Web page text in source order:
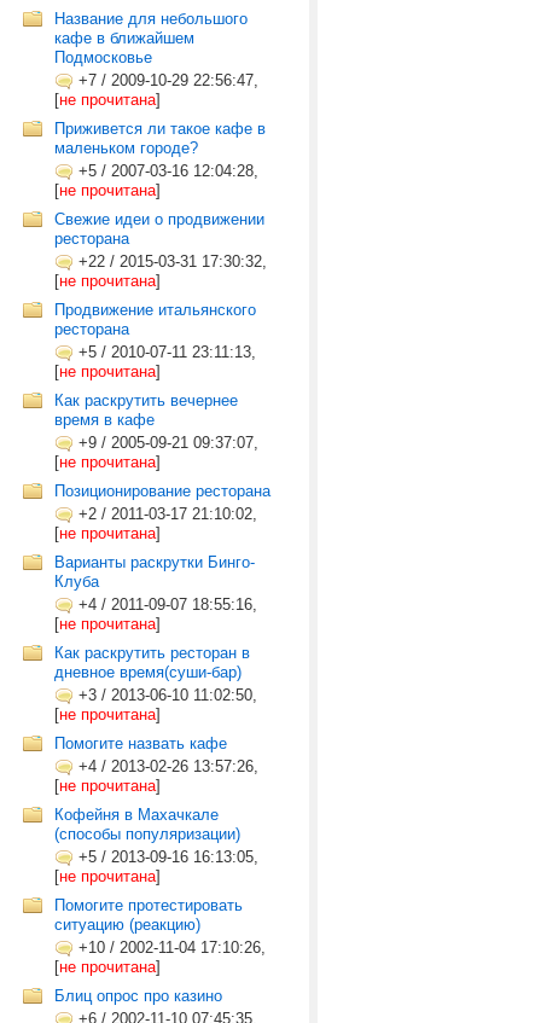
Название для небольшого
кафе в ближайшем
Подмосковье
+7 / 2009-10-29 22:56:47,
[не прочитана]
Приживется ли такое кафе в
маленьком городе?
+5 / 2007-03-16 12:04:28,
[не прочитана]
Свежие идеи о продвижении
ресторана
+22 / 2015-03-31 17:30:32,
[не прочитана]
Продвижение итальянского
ресторана
+5 / 2010-07-11 23:11:13,
[не прочитана]
Как раскрутить вечернее
время в кафе
+9 / 2005-09-21 09:37:07,
[не прочитана]
Позиционирование ресторана
+2 / 2011-03-17 21:10:02,
[не прочитана]
Варианты раскрутки Бинго-
Клуба
+4 / 2011-09-07 18:55:16,
[не прочитана]
Как раскрутить ресторан в
дневное время(суши-бар)
+3 / 2013-06-10 11:02:50,
[не прочитана]
Помогите назвать кафе
+4 / 2013-02-26 13:57:26,
[не прочитана]
Кофейня в Махачкале
(способы популяризации)
+5 / 2013-09-16 16:13:05,
[не прочитана]
Помогите протестировать
ситуацию (реакцию)
+10 / 2002-11-04 17:10:26,
[не прочитана]
Блиц опрос про казино
+6 / 2002-11-10 07:45:35,